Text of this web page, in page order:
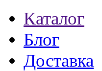
Каталог
Блог
Доставка